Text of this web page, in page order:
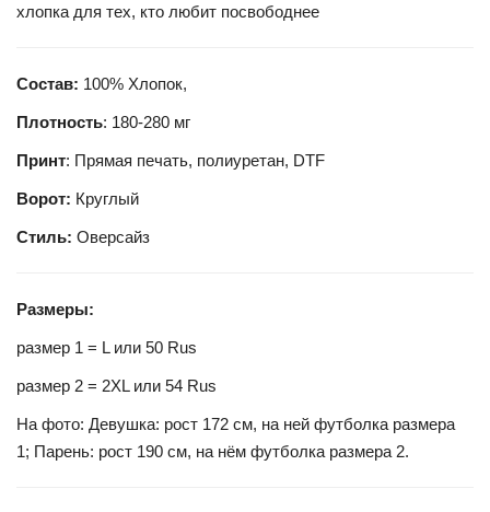
хлопка для тех, кто любит посвободнее
Состав: 100% Хлопок,
Плотность: 180-280 мг
Принт: Прямая печать, полиуретан, DTF
Ворот: Круглый
Стиль: Оверсайз
Размеры:
размер 1 = L или 50 Rus
размер 2 = 2XL или 54 Rus
На фото: Девушка: рост 172 см, на ней футболка размера
1; Парень: рост 190 см, на нём футболка размера 2.